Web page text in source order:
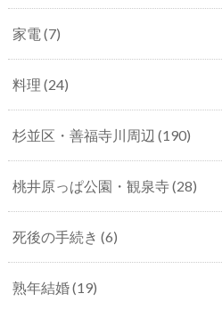
家電 (7)
料理 (24)
杉並区・善福寺川周辺 (190)
桃井原っぱ公園・観泉寺(28)
死後の手続き (6)
熟年結婚(19)